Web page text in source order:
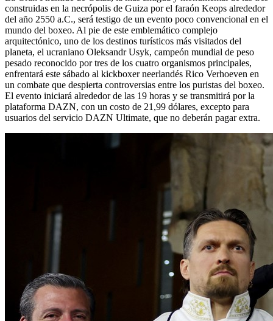
construidas en la necrópolis de Guiza por el faraón Keops alrededor
del año 2550 a.C., será testigo de un evento poco convencional en el
mundo del boxeo. Al pie de este emblemático complejo
arquitectónico, uno de los destinos turísticos más visitados del
planeta, el ucraniano Oleksandr Usyk, campeón mundial de peso
pesado reconocido por tres de los cuatro organismos principales,
enfrentará este sábado al kickboxer neerlandés Rico Verhoeven en
un combate que despierta controversias entre los puristas del boxeo.
El evento iniciará alrededor de las 19 horas y se transmitirá por la
plataforma DAZN, con un costo de 21,99 dólares, excepto para
usuarios del servicio DAZN Ultimate, que no deberán pagar extra.